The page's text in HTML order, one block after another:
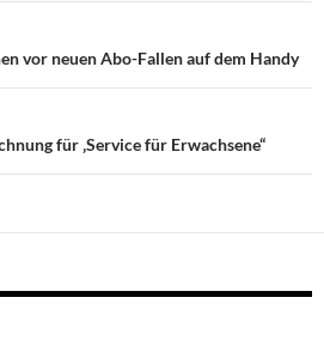
vor neuen Abo-Fallen auf dem Handy
für ‚Service für Erwachsene“